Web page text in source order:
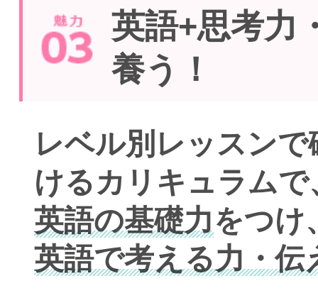
英語+思考力
養う！
レベル別レッスン
けるカリキュラムで
英語の基礎力をつけ
英語で考える力・伝